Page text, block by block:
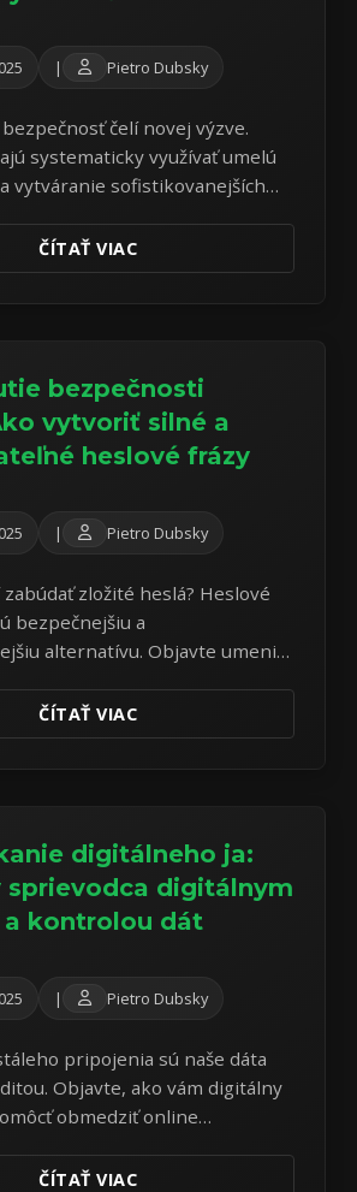
| Pietro Dubsky
čelí novej výzve.
systematicky využívať umelú
vytváranie sofistikovanejších
hybridných útokov.
ČÍTAŤ VIAC
bezpečnosti
vytvoriť silné a
heslové frázy
| Pietro Dubsky
zabúdať zložité heslá? Heslové
bezpečnejšiu a
alternatívu. Objavte umenie
ČÍTAŤ VIAC
digitálneho ja:
sprievodca digitálnym
kontrolou dát
| Pietro Dubsky
pripojenia sú naše dáta
Objavte, ako vám digitálny
obmedziť online
ČÍTAŤ VIAC